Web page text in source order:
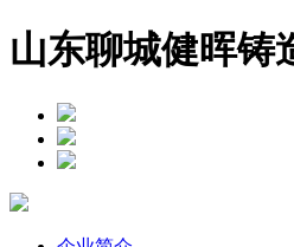
山东聊城健晖铸